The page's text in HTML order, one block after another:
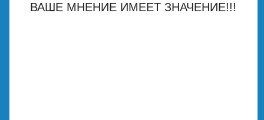
ВАШЕ МНЕНИЕ ИМЕЕТ ЗНАЧЕНИЕ!!!